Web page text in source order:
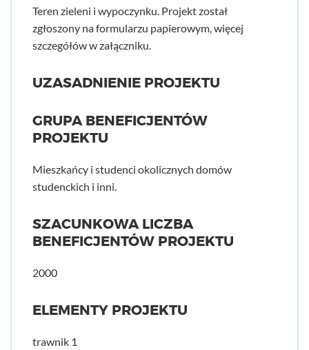
Teren zieleni i wypoczynku. Projekt został
zgłoszony na formularzu papierowym, więcej
szczegółów w załączniku.
UZASADNIENIE PROJEKTU
GRUPA BENEFICJENTÓW
PROJEKTU
Mieszkańcy i studenci okolicznych domów
studenckich i inni.
SZACUNKOWA LICZBA
BENEFICJENTÓW PROJEKTU
2000
ELEMENTY PROJEKTU
trawnik 1